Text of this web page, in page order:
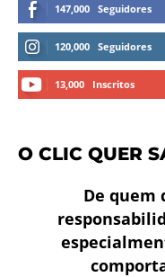
147,000 Seguidores
120,000 Seguidores
13,000 Inscritos
O CLIC QUER
De quem